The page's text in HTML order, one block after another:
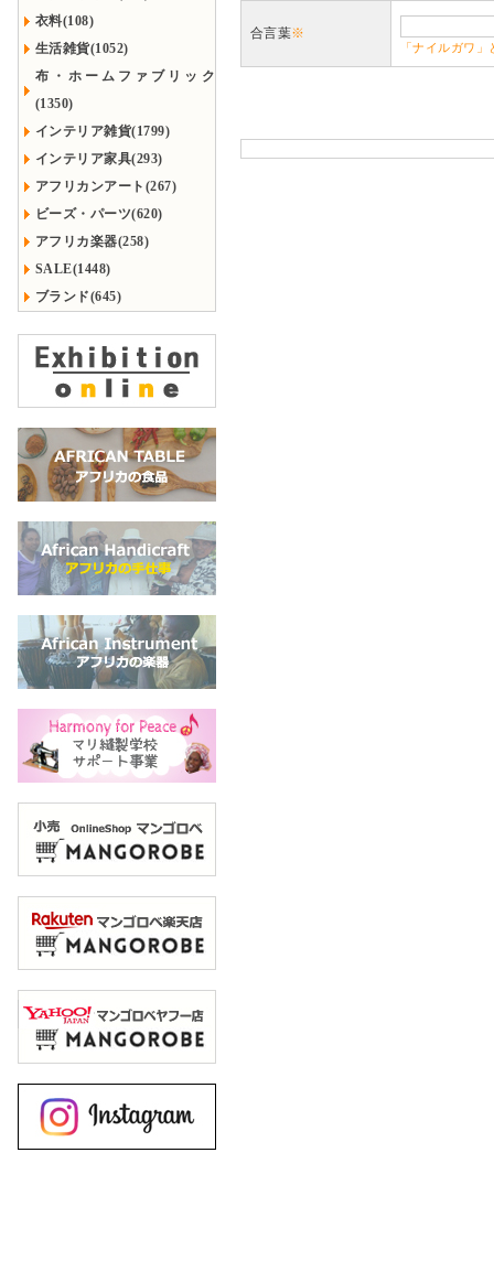
衣料(108)
生活雑貨(1052)
布・ホームファブリック
(1350)
インテリア雑貨(1799)
インテリア家具(293)
アフリカンアート(267)
ビーズ・パーツ(620)
アフリカ楽器(258)
SALE(1448)
ブランド(645)
合言葉※
「ナイルガワ